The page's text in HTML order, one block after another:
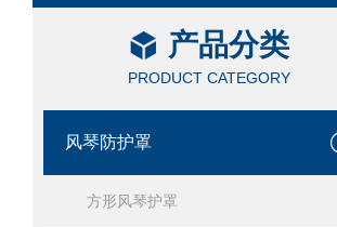
产品分类
PRODUCT CATEGORY
风琴防护罩
方形风琴护罩